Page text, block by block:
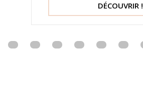
DÉCOUVRIR !